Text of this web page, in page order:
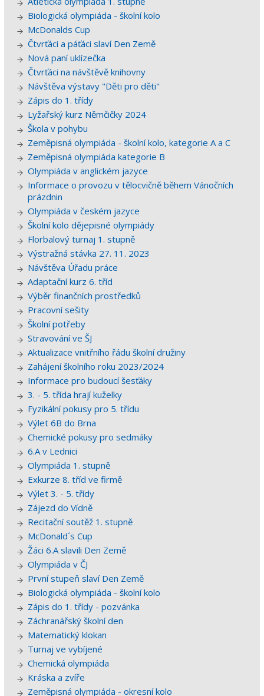
Biologická olympiáda - školní kolo
McDonalds Cup
Čtvrťáci a páťáci slaví Den Země
Nová paní uklízečka
Čtvrťáci na návštěvě knihovny
Návštěva výstavy "Děti pro děti"
Zápis do 1. třídy
Lyžařský kurz Němčičky 2024
Škola v pohybu
Zeměpisná olympiáda - školní kolo, kategorie A a C
Zeměpisná olympiáda kategorie B
Olympiáda v anglickém jazyce
Informace o provozu v tělocvičně během Vánočních
prázdnin
Olympiáda v českém jazyce
Školní kolo dějepisné olympiády
Florbalový turnaj 1. stupně
Výstražná stávka 27. 11. 2023
Návštěva Úřadu práce
Adaptační kurz 6. tříd
Výběr finančních prostředků
Pracovní sešity
Školní potřeby
Stravování ve ŠJ
Aktualizace vnitřního řádu školní družiny
Zahájení školního roku 2023/2024
Informace pro budoucí šesťáky
3. - 5. třída hrají kuželky
Fyzikální pokusy pro 5. třídu
Výlet 6B do Brna
Chemické pokusy pro sedmáky
6.A v Lednici
Olympiáda 1. stupně
Exkurze 8. tříd ve firmě
Výlet 3. - 5. třídy
Zájezd do Vídně
Recitační soutěž 1. stupně
McDonald´s Cup
Žáci 6.A slavili Den Země
Olympiáda v ČJ
První stupeň slaví Den Země
Biologická olympiáda - školní kolo
Zápis do 1. třídy - pozvánka
Záchranářský školní den
Matematický klokan
Turnaj ve vybíjené
Chemická olympiáda
Kráska a zvíře
Zeměpisná olympiáda - okresní kolo